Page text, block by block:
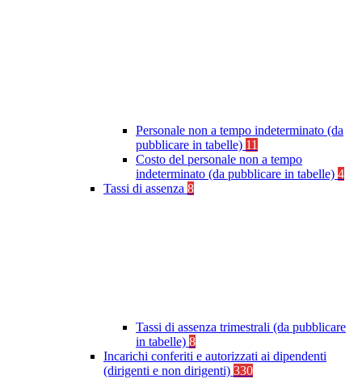
Personale non a tempo indeterminato (da
pubblicare in tabelle) 11
Costo del personale non a tempo
indeterminato (da pubblicare in tabelle) 4
Tassi di assenza 8
Tassi di assenza trimestrali (da pubblicare
in tabelle) 8
Incarichi conferiti e autorizzati ai dipendenti
(dirigenti e non dirigenti) 330